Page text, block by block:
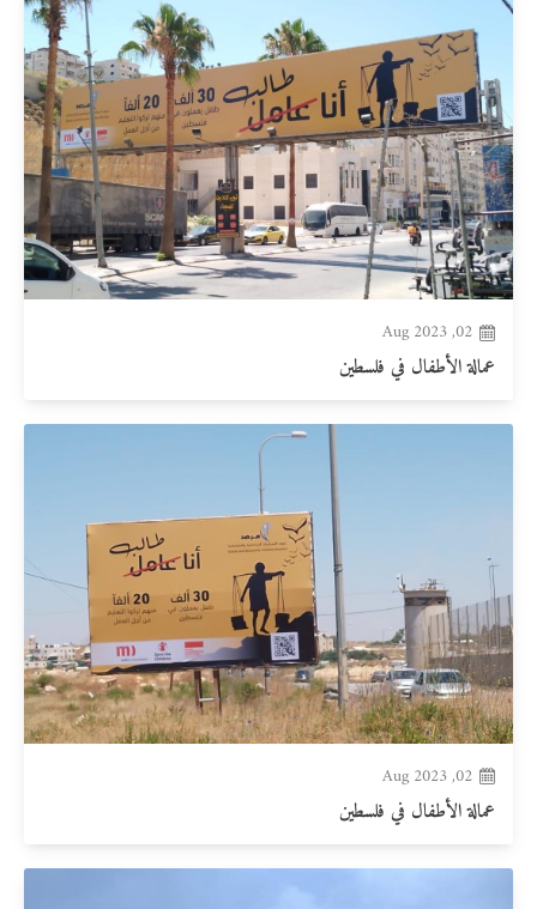
02, Aug 2023
عمالة الأطفال في فلسطين
02, Aug 2023
عمالة الأطفال في فلسطين